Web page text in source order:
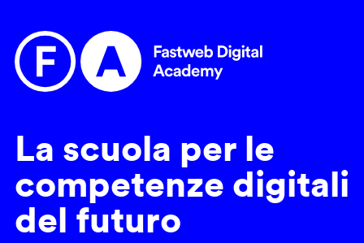
La scuola per le
competenze digitali
del futuro